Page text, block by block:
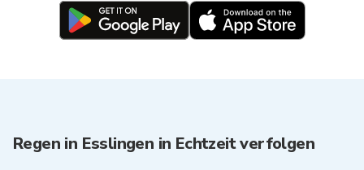
Regen in Esslingen in Echtzeit verfolgen